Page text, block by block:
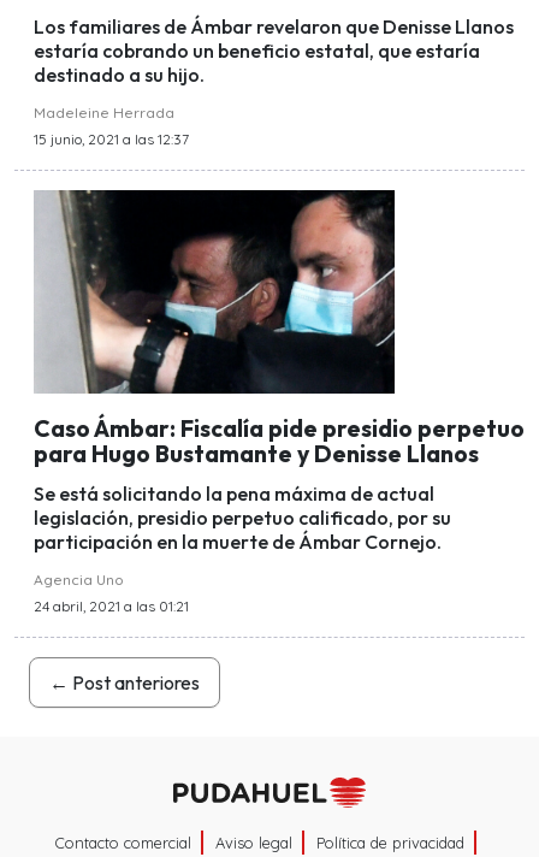
Los familiares de Ámbar revelaron que Denisse Llanos
estaría cobrando un beneficio estatal, que estaría
destinado a su hijo.
Madeleine Herrada
15 junio, 2021 a las 12:37
Caso Ámbar: Fiscalía pide presidio perpetuo
para Hugo Bustamante y Denisse Llanos
Se está solicitando la pena máxima de actual
legislación, presidio perpetuo calificado, por su
participación en la muerte de Ámbar Cornejo.
Agencia Uno
24 abril, 2021 a las 01:21
← Post anteriores
Contacto comercial Aviso legal Política de privacidad